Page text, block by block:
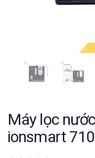
Máy lọc
ionsmart 710